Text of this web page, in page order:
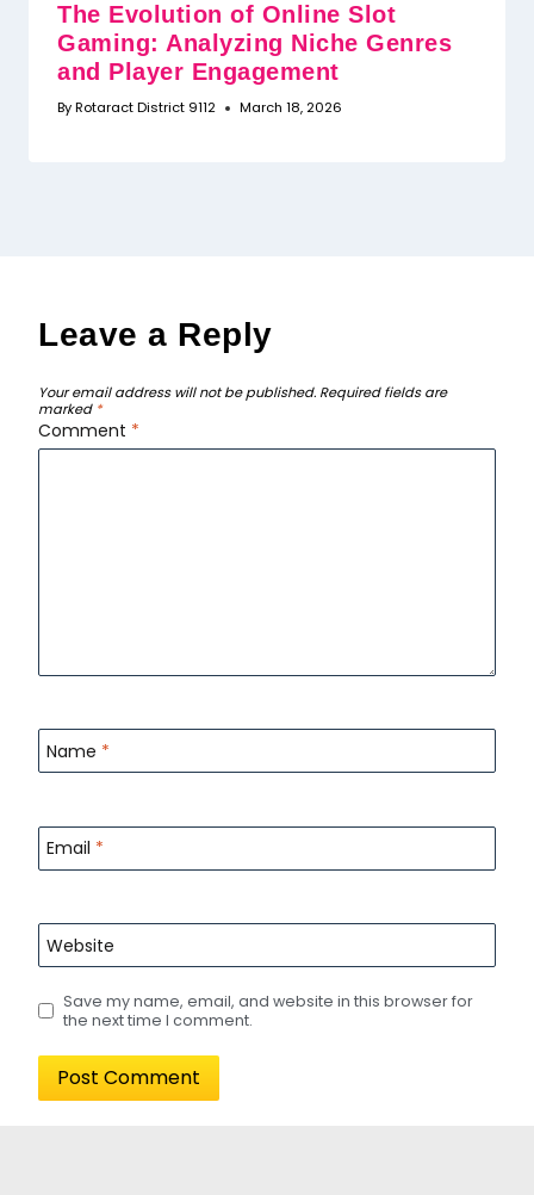
The Evolution of Online Slot
Gaming: Analyzing Niche Genres
and Player Engagement
ByRotaract District 9112 March 18, 2026
Leave a Reply
Your email address will not be published. Required fields are
marked *
Comment *
Name *
Email *
Website
Save my name, email, and website in this browser for
the next time I comment.